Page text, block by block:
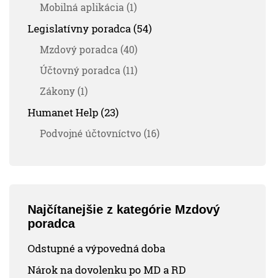
Mobilná aplikácia (1)
Legislatívny poradca (54)
Mzdový poradca (40)
Účtovný poradca (11)
Zákony (1)
Humanet Help (23)
Podvojné účtovníctvo (16)
Najčítanejšie z kategórie Mzdový
poradca
Odstupné a výpovedná doba
Nárok na dovolenku po MD a RD